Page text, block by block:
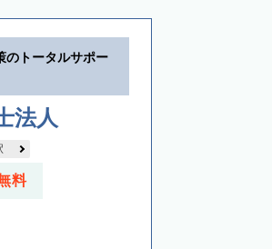
のトータルサポー
法人
料